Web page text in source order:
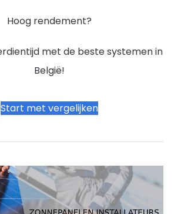
Hoog rendement?
met de beste systemen in
België!
Start met vergelijken